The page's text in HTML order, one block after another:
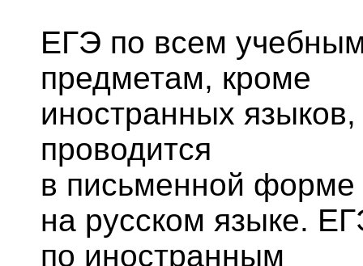
ЕГЭ по всем
предметам, кроме
иностранных языков,
проводится
в письменной форме
на русском языке.
по иностранным